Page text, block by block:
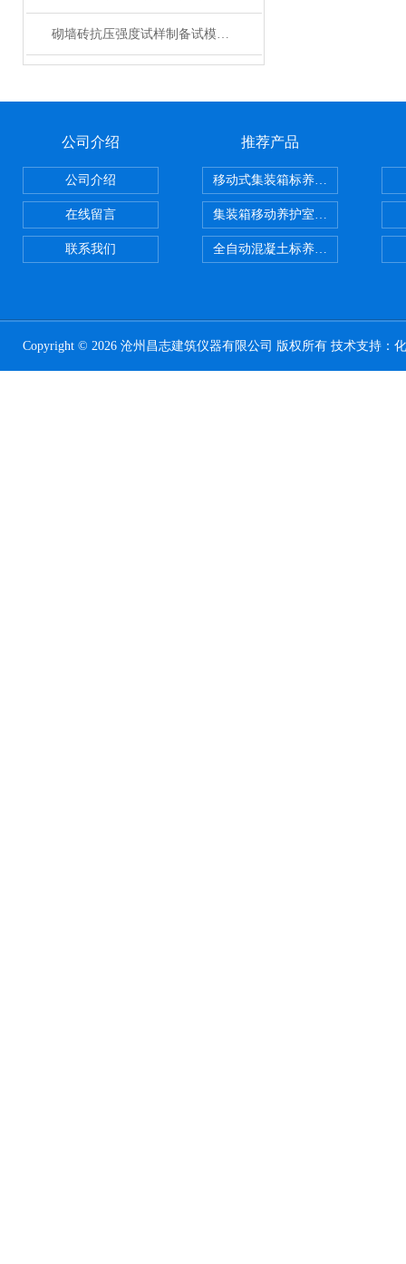
砌墙砖抗压强度试样制备试模产品展示
公司介绍
公司介绍
在线留言
联系我们
推荐产品
移动式集装箱标养室 养护室设备
集装箱移动养护室 标养室
全自动混凝土标养室恒温恒湿设备
Copyright © 2026 沧州昌志建筑仪器有限公司 版权所有 技术支持：